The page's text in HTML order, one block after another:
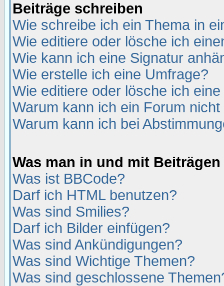
Beiträge schreiben
Wie schreibe ich ein Thema in
Wie editiere oder lösche ich
Wie kann ich eine Signatur
Wie erstelle ich eine Umfrage?
Wie editiere oder lösche ich
Warum kann ich ein Forum
Warum kann ich bei
Was man in und mit
Was ist BBCode?
Darf ich HTML benutzen?
Was sind Smilies?
Darf ich Bilder einfügen?
Was sind Ankündigungen?
Was sind Wichtige Themen?
Was sind geschlossene